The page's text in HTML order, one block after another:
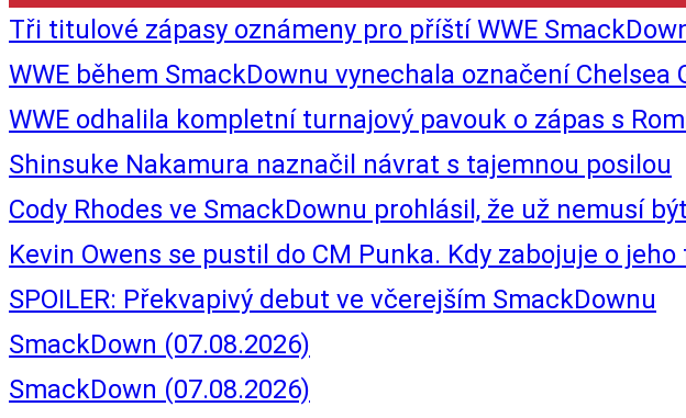
Tři titulové zápasy oznámeny pro příští WWE
WWE během SmackDownu vynechala označení Chelsea
WWE odhalila kompletní turnajový pavouk o zápas s
Shinsuke Nakamura naznačil návrat s tajemnou posilou
Cody Rhodes ve SmackDownu prohlásil, že už nemusí
Kevin Owens se pustil do CM Punka. Kdy zabojuje o
SPOILER: Překvapivý debut ve včerejším SmackDownu
SmackDown (07.08.2026)
SmackDown (07.08.2026)